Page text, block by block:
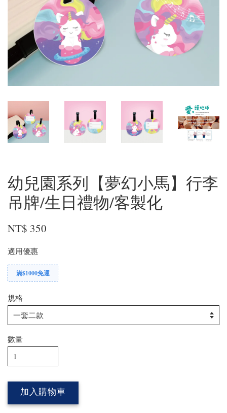
幼兒園系列【夢幻小馬】行李
吊牌/生日禮物/客製化
NT$ 350
適用優惠
滿$1000免運
規格
數量
加入購物車